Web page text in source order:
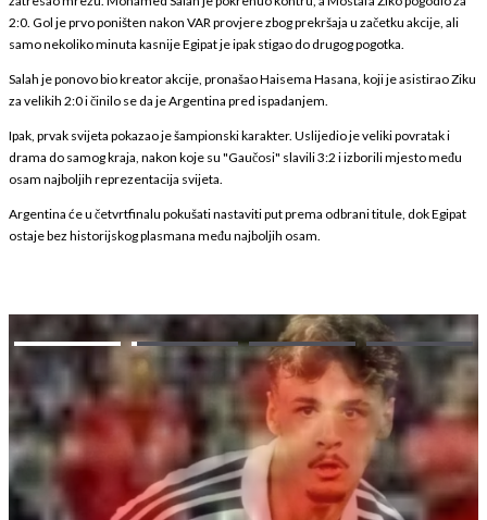
2:0. Gol je prvo poništen nakon VAR provjere zbog prekršaja u začetku akcije, ali
samo nekoliko minuta kasnije Egipat je ipak stigao do drugog pogotka.
Salah je ponovo bio kreator akcije, pronašao Haisema Hasana, koji je asistirao Ziku
za velikih 2:0 i činilo se da je Argentina pred ispadanjem.
Ipak, prvak svijeta pokazao je šampionski karakter. Uslijedio je veliki povratak i
drama do samog kraja, nakon koje su "Gaučosi" slavili 3:2 i izborili mjesto među
osam najboljih reprezentacija svijeta.
Argentina će u četvrtfinalu pokušati nastaviti put prema odbrani titule, dok Egipat
ostaje bez historijskog plasmana među najboljih osam.